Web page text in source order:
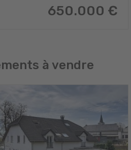
650.000 €
à vendre